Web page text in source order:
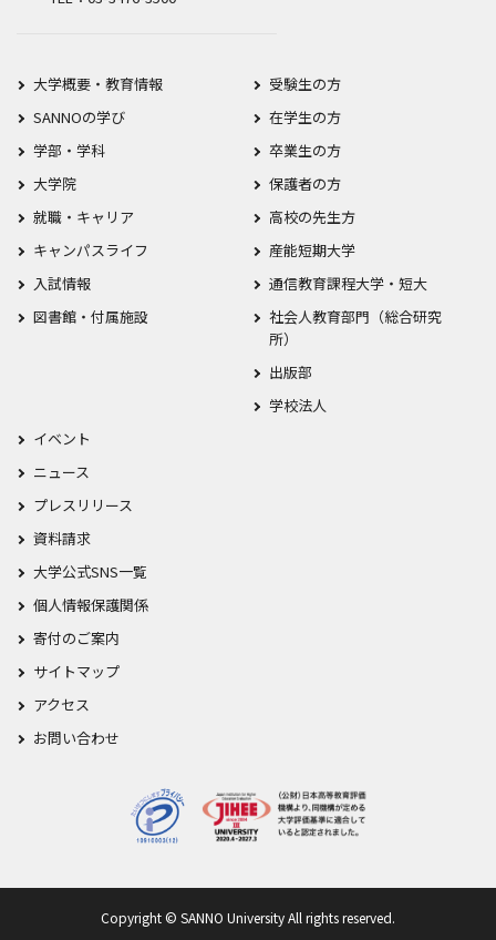
大学概要・教育情報
SANNOの学び
学部・学科
大学院
就職・キャリア
キャンパスライフ
入試情報
図書館・付属施設
受験生の方
在学生の方
卒業生の方
保護者の方
高校の先生方
産能短期大学
通信教育課程大学・短大
社会人教育部門（総合研究
所）
出版部
学校法人
イベント
ニュース
プレスリリース
資料請求
大学公式SNS一覧
個人情報保護関係
寄付のご案内
サイトマップ
アクセス
お問い合わせ
Copyright © SANNO University All rights reserved.